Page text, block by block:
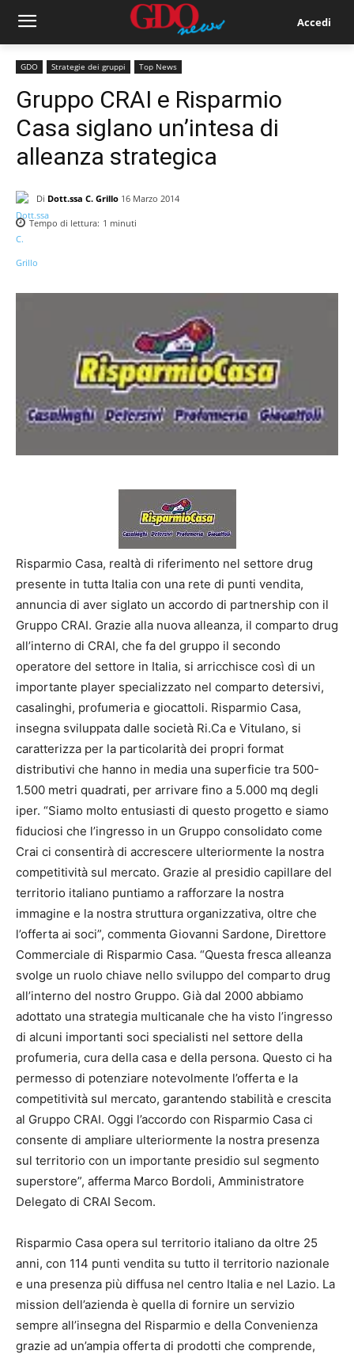
Accedi
GDO Strategie dei gruppi Top News
Gruppo CRAI e Risparmio
Casa siglano un’intesa di
alleanza strategica
Di Dott.ssa C. Grillo 16 Marzo 2014
Tempo di lettura: 1 minuti
Risparmio Casa, realtà di riferimento nel settore drug
presente in tutta Italia con una rete di punti vendita,
annuncia di aver siglato un accordo di partnership con il
Gruppo CRAI. Grazie alla nuova alleanza, il comparto drug
all’interno di CRAI, che fa del gruppo il secondo
operatore del settore in Italia, si arricchisce così di un
importante player specializzato nel comparto detersivi,
casalinghi, profumeria e giocattoli. Risparmio Casa,
insegna sviluppata dalle società Ri.Ca e Vitulano, si
caratterizza per la particolarità dei propri format
distributivi che hanno in media una superficie tra 500-
1.500 metri quadrati, per arrivare fino a 5.000 mq degli
iper. “Siamo molto entusiasti di questo progetto e siamo
fiduciosi che l’ingresso in un Gruppo consolidato come
Crai ci consentirà di accrescere ulteriormente la nostra
competitività sul mercato. Grazie al presidio capillare del
territorio italiano puntiamo a rafforzare la nostra
immagine e la nostra struttura organizzativa, oltre che
l’offerta ai soci”, commenta Giovanni Sardone, Direttore
Commerciale di Risparmio Casa. “Questa fresca alleanza
svolge un ruolo chiave nello sviluppo del comparto drug
all’interno del nostro Gruppo. Già dal 2000 abbiamo
adottato una strategia multicanale che ha visto l’ingresso
di alcuni importanti soci specialisti nel settore della
profumeria, cura della casa e della persona. Questo ci ha
permesso di potenziare notevolmente l’offerta e la
competitività sul mercato, garantendo stabilità e crescita
al Gruppo CRAI. Oggi l’accordo con Risparmio Casa ci
consente di ampliare ulteriormente la nostra presenza
sul territorio con un importante presidio sul segmento
superstore”, afferma Marco Bordoli, Amministratore
Delegato di CRAI Secom.
Risparmio Casa opera sul territorio italiano da oltre 25
anni, con 114 punti vendita su tutto il territorio nazionale
e una presenza più diffusa nel centro Italia e nel Lazio. La
mission dell’azienda è quella di fornire un servizio
sempre all’insegna del Risparmio e della Convenienza
grazie ad un’ampia offerta di prodotti che comprende,